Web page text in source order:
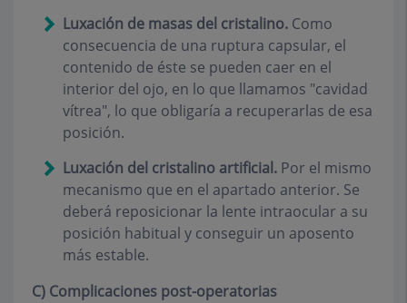
Luxación de masas del cristalino. Como
consecuencia de una ruptura capsular, el
contenido de éste se pueden caer en el
interior del ojo, en lo que llamamos "cavidad
vítrea", lo que obligaría a recuperarlas de esa
posición.
Luxación del cristalino artificial. Por el mismo
mecanismo que en el apartado anterior. Se
deberá reposicionar la lente intraocular a su
posición habitual y conseguir un aposento
más estable.
C) Complicaciones post-operatorias